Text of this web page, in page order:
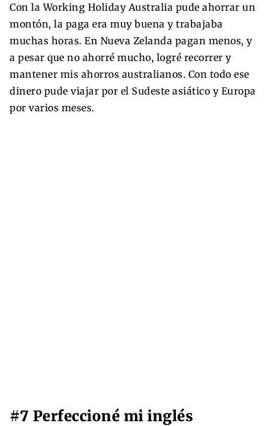
Con la Working Holiday Australia pude ahorrar un
montón, la paga era muy buena y trabajaba
muchas horas. En Nueva Zelanda pagan menos, y
a pesar que no ahorré mucho, logré recorrer y
mantener mis ahorros australianos. Con todo ese
dinero pude viajar por el Sudeste asiático y Europa
por varios meses.
#7 Perfeccioné mi inglés